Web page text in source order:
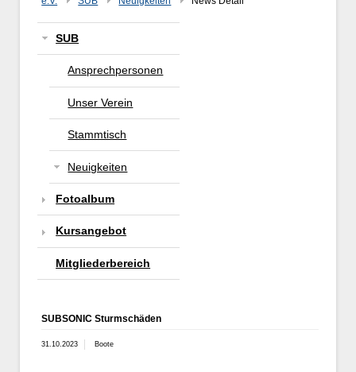
SUB
Ansprechpersonen
Unser Verein
Stammtisch
Neuigkeiten
Fotoalbum
Kursangebot
Mitgliederbereich
SUBSONIC Sturmschäden
31.10.2023 Boote